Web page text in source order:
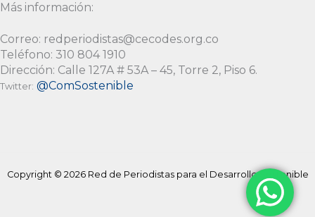
Más información:
Correo: redperiodistas@cecodes.org.co
Teléfono: 310 804 1910
Dirección: Calle 127A # 53A – 45, Torre 2, Piso 6.
Twitter: @ComSostenible
Copyright © 2026 Red de Periodistas para el Desarrollo Sostenible